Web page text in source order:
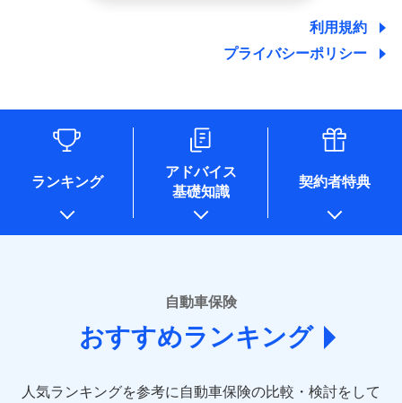
しくは委託を受けている保険会社・提携会社の保険その他に
関する情報を提供し、金融商品等の契約を勧奨するため、ま
た維持管理等の委託業務遂行のため、またそれらに付帯、関
情報を取引のある他の保険会社の商品・サービスをご提案す
るために利用させていただくことがあります。）
各種セミナーの開催のため
コンサルティングサービスの実施のため
アンケートやキャンペーン等の実施のため
上記に係る案内・手続き・管理等付帯業務を行うため
* 当社が委託を受けている保険会社の情報は、保険会社のホ
ームページに掲載しておりますので、ご確認ください。
あいおいニッセイ同和損害保険株式会社
(https://www.aioinissaydowa.co.jp/)
アクサ損害保険株式会社 (https://www.axa-
direct.co.jp/)
sompo.co.jp/)
利用規約
プライバシーポリシー
ランキング
アドバイス
基礎知識
契約者特典
自動車保険
おすすめランキング
人気ランキングを参考に自動車保険の比較・検討をして